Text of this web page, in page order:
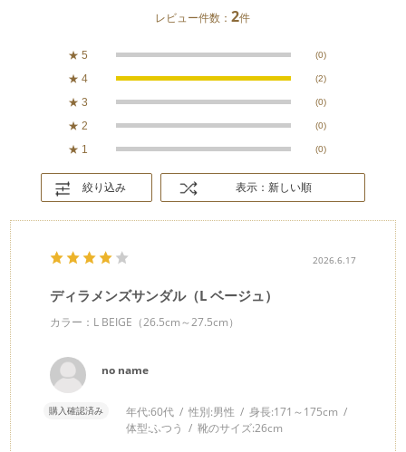
レビュー件数：2件
★ 5 (0)
★ 4 (2)
★ 3 (0)
★ 2 (0)
★ 1 (0)
絞り込み 表示：新しい順
2026.6.17
ディラメンズサンダル（L ベージュ）
カラー：L BEIGE（26.5cm～27.5cm）
no name
購入確認済み 年代:60代 性別:男性 身長:171～175cm
体型:ふつう 靴のサイズ:26cm